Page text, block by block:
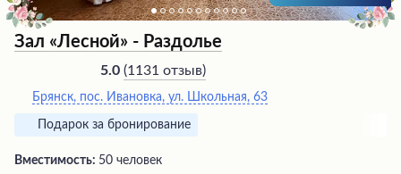
Зал «Лесной» - Раздолье
5.0 (1131 отзыв)
Брянск, пос. Ивановка, ул. Школьная, 63
Подарок за бронирование
Вместимость: 50 человек